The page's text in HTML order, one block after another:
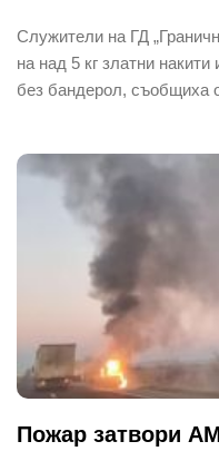
Служители на ГД
на над 5 кг златни
без бандерол, съобщиха
Пожар затвори